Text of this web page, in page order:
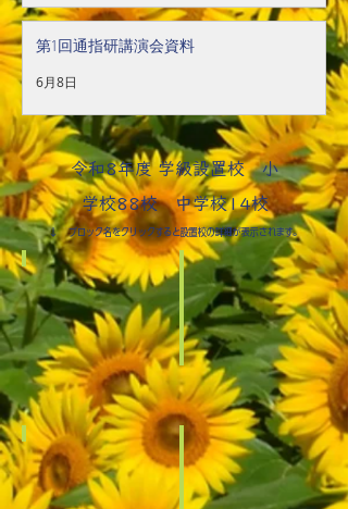
第1回通指研講演会資料
6月8日
令和8年度 学級設置校 小
学校88校 中学校14校
↓ ブロック名をクリックすると設置校の詳細が表示されます。
城南ブロック
大
田
区・
品
川
区
港
区・
大
島
町
城北ブロック
北
区・
板
橋
区
台
東
江北ブロック
練
馬